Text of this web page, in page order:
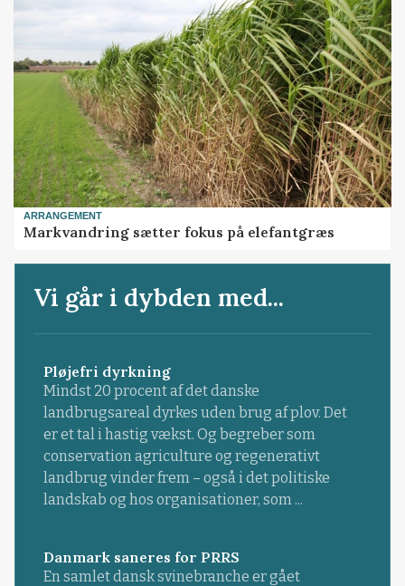
ARRANGEMENT
Markvandring sætter fokus på elefantgræs
Vi går i dybden med...
Pløjefri dyrkning
Mindst 20 procent af det danske
landbrugsareal dyrkes uden brug af plov. Det
er et tal i hastig vækst. Og begreber som
conservation agriculture og regenerativt
landbrug vinder frem – også i det politiske
landskab og hos organisationer, som ...
Danmark saneres for PRRS
En samlet dansk svinebranche er gået